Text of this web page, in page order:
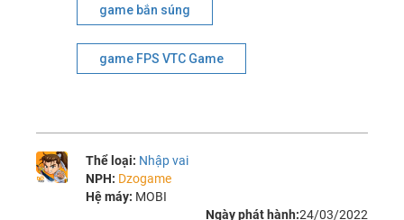
game bắn súng
game FPS VTC Game
Thể loại: Nhập vai
NPH: Dzogame
Hệ máy: MOBI
Ngày phát hành:24/03/2022